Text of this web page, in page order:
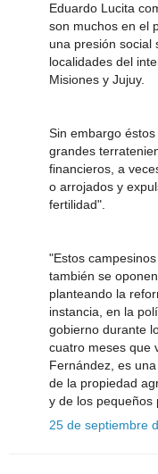
Eduardo Lucita
son muchos en el
una presión social
localidades del
Misiones y Jujuy.
Sin embargo
grandes
financieros, a
o arrojados y
fertilidad".
"Estos
también se
planteando la
instancia, en la
gobierno durante
cuatro meses que
Fernández, es
de la propiedad
y de los pequeños
25 de septiembre